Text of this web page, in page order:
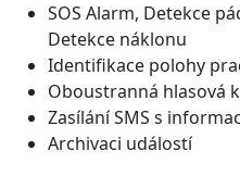
SOS Alarm, Detekce
Detekce náklonu
Identifikace polohy
Oboustranná hlasová
Zasílání SMS s
Archivaci událostí